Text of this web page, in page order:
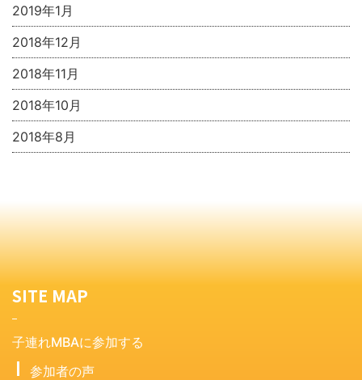
2019年1月
2018年12月
2018年11月
2018年10月
2018年8月
SITE MAP
子連れMBAに参加する
参加者の声